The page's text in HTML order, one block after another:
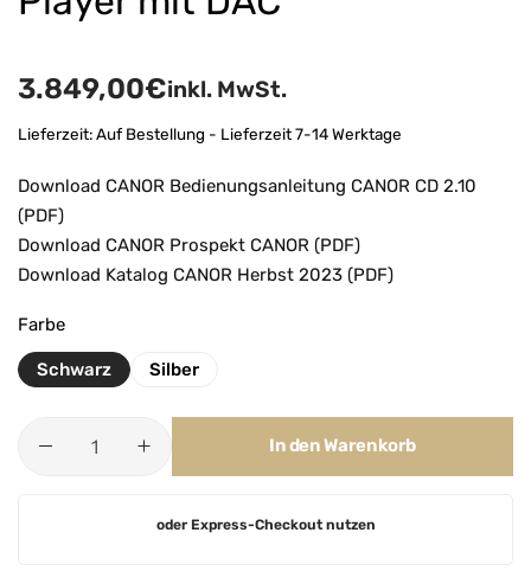
3.849,00€inkl. MwSt.
Lieferzeit:Auf Bestellung - Lieferzeit 7-14 Werktage
Download CANOR Bedienungsanleitung CANOR CD 2.10
(PDF)
Download CANOR Prospekt CANOR (PDF)
Download Katalog CANOR Herbst 2023 (PDF)
Farbe
Schwarz Silber
In den Warenkorb
oder Express-Checkout nutzen